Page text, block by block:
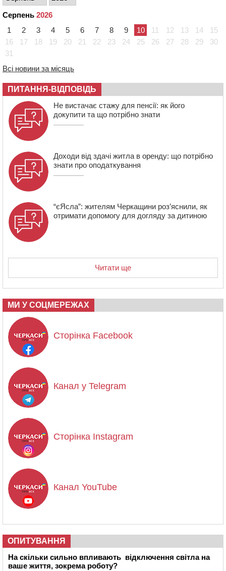
07:35 Черкаси прийматимуть Український урбаністичний
19:08
звернулася до суду
17:27 У Черкасах триває завершальний етап прийому заяв
на літній відпочинок дітей пільгових категорій
15:32
«Будеш пожежним!»: рятувальник з Умані про
професію, що почалася з його власного порятунку
Серпень 2026
1
2 3 4 5 6 7 8 9 10 11 12 13 14
15
16
17 18 19 20 21 22 23 24 25 26 27 28 29
30
31
Всі новини за місяць
ПИТАННЯ-ВІДПОВІДЬ
Не вистачає стажу для пенсії: як його
докупити та що потрібно знати
Доходи від здачі житла в оренду: що потрібно
знати про оподаткування
“єЯсла”: жителям Черкащини роз’яснили, як
отримати допомогу для догляду за дитиною
Читати ще
МИ У СОЦМЕРЕЖАХ
Сторінка Facebook
Канал у Telegram
Сторінка Instagram
Канал YouTube
ОПИТУВАННЯ
На скільки сильно впливають відключення світла на
ваше життя, зокрема роботу?